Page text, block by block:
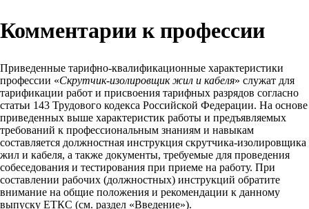
Комментарии к профессии
Приведенные тарифно-квалификационные характеристики
профессии «Скрутчик-изолировщик жил и кабеля» служат для
тарификации работ и присвоения тарифных разрядов согласно
статьи 143 Трудового кодекса Российской Федерации. На основе
приведенных выше характеристик работы и предъявляемых
требований к профессиональным знаниям и навыкам
составляется должностная инструкция скрутчика-изолировщика
жил и кабеля, а также документы, требуемые для проведения
собеседования и тестирования при приеме на работу. При
составлении рабочих (должностных) инструкций обратите
внимание на общие положения и рекомендации к данному
выпуску ЕТКС (см. раздел «Введение»).